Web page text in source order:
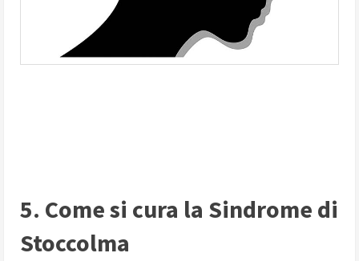
5. Come si cura la Sindrome di
Stoccolma